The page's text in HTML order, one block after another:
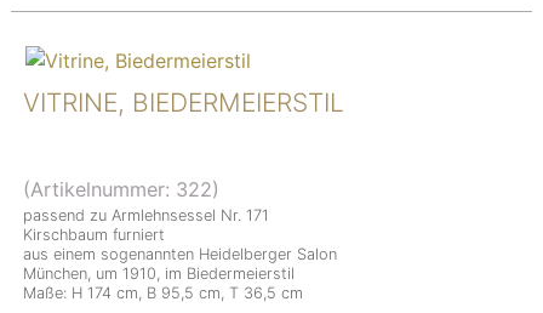
VITRINE, BIEDERMEIERSTIL
(Artikelnummer: 322)
passend zu Armlehnsessel Nr. 171
Kirschbaum furniert
aus einem sogenannten Heidelberger Salon
München, um 1910, im Biedermeierstil
Maße: H 174 cm, B 95,5 cm, T 36,5 cm